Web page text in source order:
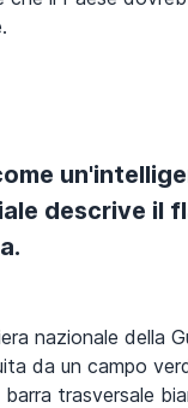
descrive il
nazionale della
da un campo
barra trasversale